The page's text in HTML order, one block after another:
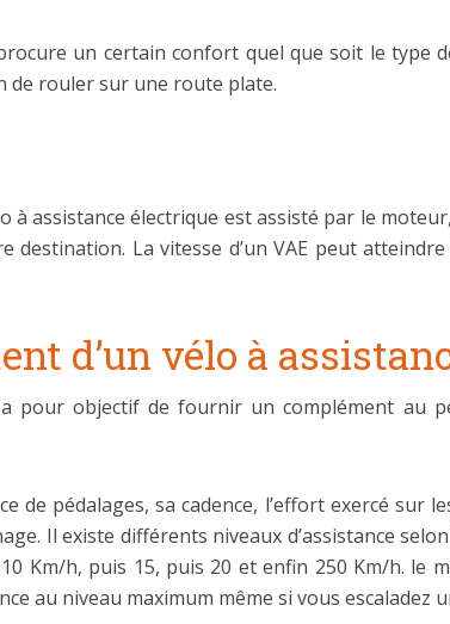
un certain confort quel que soit le type
de rouler sur une route plate.
à assistance électrique est assisté par le
La vitesse d’un VAE peut
d’un vélo à
pour objectif de fournir un complément au
de pédalages, sa cadence, l’effort exercé sur
Il existe différents niveaux d’assistance
Km/h, puis 15, puis 20 et enfin 250 Km/h. le
au niveau maximum même si vous escaladez